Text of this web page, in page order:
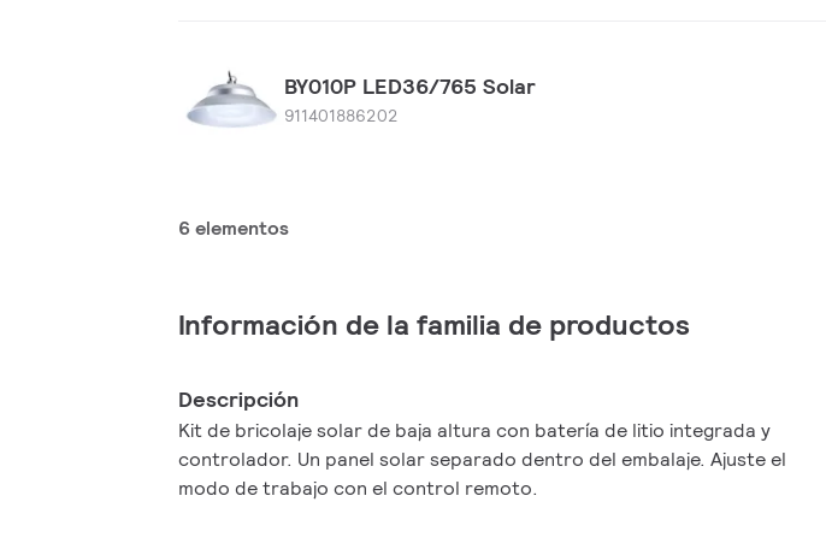
BY010P LED36/765 Solar
911401886202
6 elementos
Información de la familia de productos
Descripción
Kit de bricolaje solar de baja altura con batería de litio integrada y
controlador. Un panel solar separado dentro del embalaje. Ajuste el
modo de trabajo con el control remoto.